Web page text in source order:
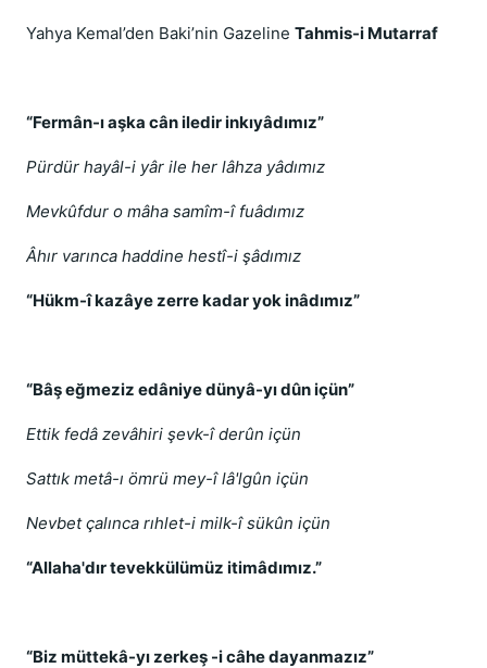
Yahya Kemal’den Baki’nin Gazeline Tahmis-i Mutarraf
“Fermân-ı aşka cân iledir inkıyâdımız”
Pürdür hayâl-i yâr ile her lâhza yâdımız
Mevkûfdur o mâha samîm-î fuâdımız
Âhır varınca haddine hestî-i şâdımız
“Hükm-î kazâye zerre kadar yok inâdımız”
“Bâş eğmeziz edâniye dünyâ-yı dûn içün”
Ettik fedâ zevâhiri şevk-î derûn içün
Sattık metâ-ı ömrü mey-î lâ'lgûn içün
Nevbet çalınca rıhlet-i milk-î sükûn içün
“Allaha'dır tevekkülümüz itimâdımız.”
“Biz müttekâ-yı zerkeş -i câhe dayanmazız”